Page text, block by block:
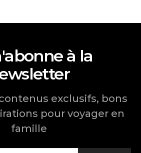
à la
exclusifs, bons
pour voyager en
famille